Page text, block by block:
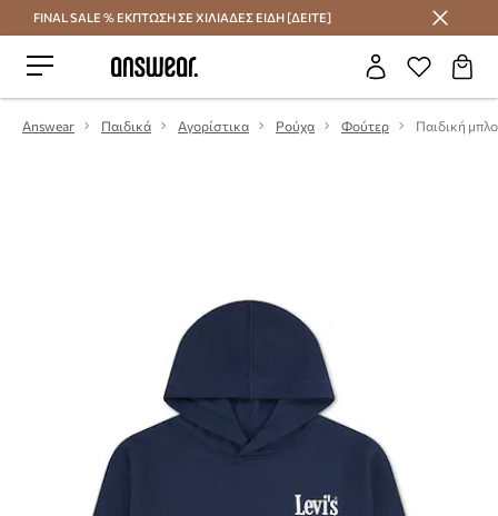
Εξοικονομήστε με το Answear Club
FINAL SALE % ΕΚΠΤΩΣΗ ΣΕ ΧΙΛΙΑΔΕΣ ΕΙΔΗ [ΔΕΙΤΕ]
Answear Παιδικά Αγορίστικα Ρούχα Φούτερ